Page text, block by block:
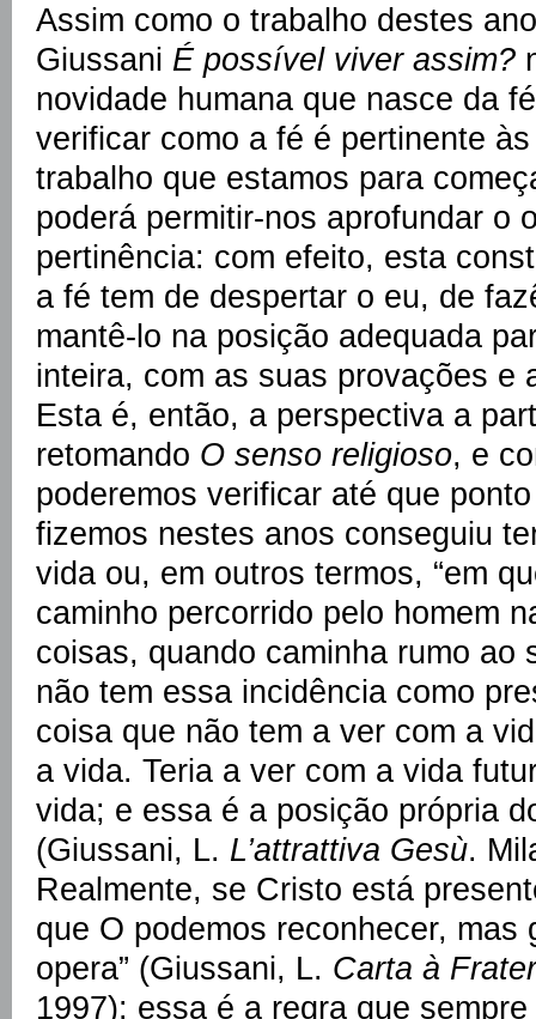
Assim como o trabalho destes
Giussani É possível viver assim?
novidade humana que nasce da
verificar como a fé é pertinente
trabalho que estamos para
poderá permitir-nos aprofundar o
pertinência: com efeito, esta
a fé tem de despertar o eu, de
mantê-lo na posição adequada
inteira, com as suas provações e
Esta é, então, a perspectiva a
retomando O senso religioso, e
poderemos verificar até que
fizemos nestes anos conseguiu
vida ou, em outros termos, “em
caminho percorrido pelo homem
coisas, quando caminha rumo ao
não tem essa incidência como
coisa que não tem a ver com a
a vida. Teria a ver com a vida
vida; e essa é a posição própria
(Giussani, L. L’attrattiva Gesù.
Realmente, se Cristo está
que O podemos reconhecer, mas
opera” (Giussani, L. Carta à
1997): essa é a regra que